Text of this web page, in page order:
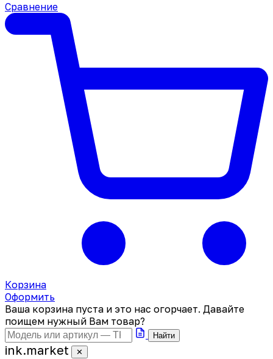
Сравнение
Корзина
Оформить
Ваша корзина пуста и это нас огорчает. Давайте
поищем нужный Вам товар?
Найти
ink.market ✕